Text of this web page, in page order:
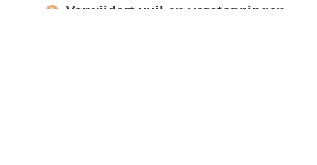
Verwijdert vuil en verstoppingen